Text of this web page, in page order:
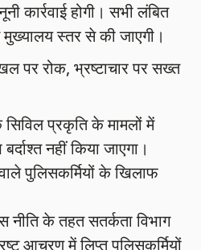
कार्रवाई होगी। सभी लंबित
मुख्यालय स्तर से की जाएगी।
पर रोक, भ्रष्टाचार पर सख्त
प्रकृति के मामलों में
नहीं किया जाएगा।
पुलिसकर्मियों के खिलाफ
नीति के तहत सतर्कता विभाग
आचरण में लिप्त पुलिसकर्मियों